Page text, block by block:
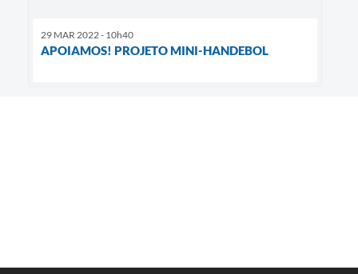
29 MAR 2022 - 10h40
APOIAMOS! PROJETO MINI-HANDEBOL